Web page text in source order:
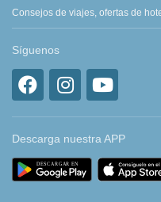
Consejos de viajes, ofertas de
Síguenos
Descarga nuestra APP